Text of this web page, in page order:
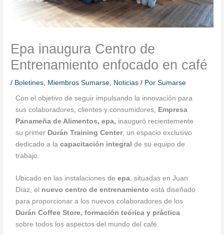
Epa inaugura Centro de
Entrenamiento enfocado en café
/ Boletines, Miembros Sumarse, Noticias / PorSumarse
Con el objetivo de seguir impulsando la innovación para
sus colaboradores, clientes y consumidores, Empresa
Panameña de Alimentos, epa, inauguró recientemente
su primer Durán Training Center, un espacio exclusivo
dedicado a lacapacitación integral de su equipo de
trabajo.
Ubicado en las instalaciones deepa, situadas en Juan
Díaz, el nuevo centro de entrenamiento está diseñado
para proporcionar a los nuevos colaboradores de los
Durán Coffee Store, formación teórica y práctica
sobre todos los aspectos del mundo del café.